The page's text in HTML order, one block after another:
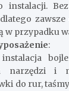
instalacji.
w przypadku
:
instalacja
narzędzi i
do rur,